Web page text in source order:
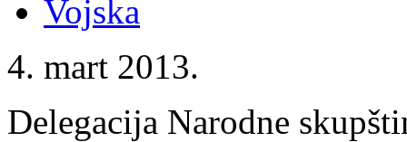
Vojska
4. mart 2013.
Delegacija Narodne